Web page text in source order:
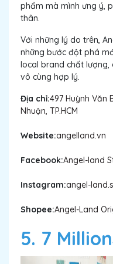
phẩm mà mình ưng ý,
thân.
Với những lý do trên,
những bước đột phá
local brand chất
vô cùng hợp lý.
Địa chỉ:497 Huỳnh Văn
Nhuận, TP.HCM
Website:angelland.vn
Facebook:Angel-land
Instagram:angel-
Shopee:Angel-Land
5. 7